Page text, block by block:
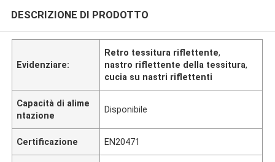
DESCRIZIONE DI PRODOTTO
Evidenziare:
Retro tessitura riflettente,
nastro riflettente della tessitura,
cucia su nastri riflettenti
Capacità di alime
ntazione
Disponibile
Certificazione EN20471